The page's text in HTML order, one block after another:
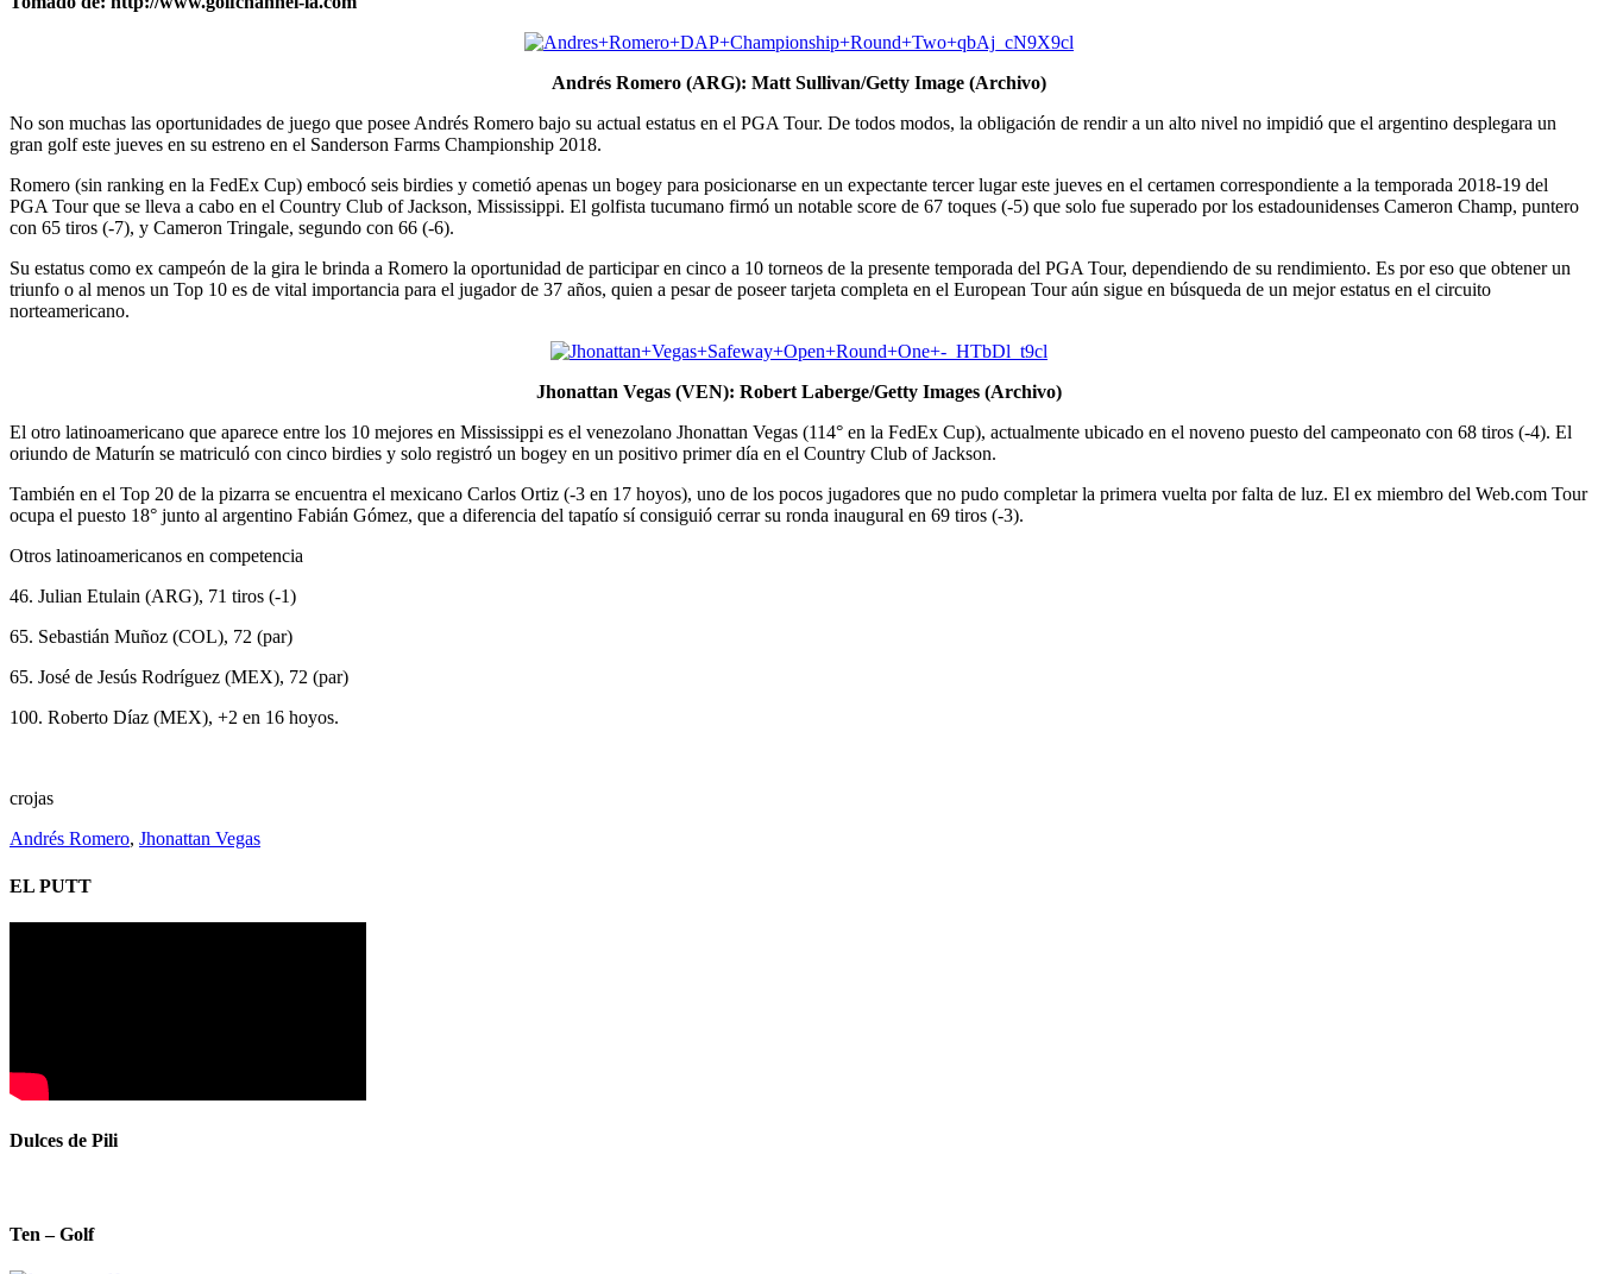
Andrés Romero (ARG): Matt Sullivan/Getty Image (Archivo)
No son muchas las oportunidades de juego que posee Andrés Romero bajo su actual estatus en el PGA Tour. De todos modos, la obligación de rendir a un alto nivel no impidió que el argentino desplegara un
gran golf este jueves en su estreno en el Sanderson Farms Championship 2018.
Romero (sin ranking en la FedEx Cup) embocó seis birdies y cometió apenas un bogey para posicionarse en un expectante tercer lugar este jueves en el certamen correspondiente a la temporada 2018-19 del
PGA Tour que se lleva a cabo en el Country Club of Jackson, Mississippi. El golfista tucumano firmó un notable score de 67 toques (-5) que solo fue superado por los estadounidenses Cameron Champ, puntero
con 65 tiros (-7), y Cameron Tringale, segundo con 66 (-6).
Su estatus como ex campeón de la gira le brinda a Romero la oportunidad de participar en cinco a 10 torneos de la presente temporada del PGA Tour, dependiendo de su rendimiento. Es por eso que obtener un
triunfo o al menos un Top 10 es de vital importancia para el jugador de 37 años, quien a pesar de poseer tarjeta completa en el European Tour aún sigue en búsqueda de un mejor estatus en el circuito
norteamericano.
Jhonattan Vegas (VEN): Robert Laberge/Getty Images (Archivo)
El otro latinoamericano que aparece entre los 10 mejores en Mississippi es el venezolano Jhonattan Vegas (114° en la FedEx Cup), actualmente ubicado en el noveno puesto del campeonato con 68 tiros (-4). El
oriundo de Maturín se matriculó con cinco birdies y solo registró un bogey en un positivo primer día en el Country Club of Jackson.
También en el Top 20 de la pizarra se encuentra el mexicano Carlos Ortiz (-3 en 17 hoyos), uno de los pocos jugadores que no pudo completar la primera vuelta por falta de luz. El ex miembro del Web.com Tour
ocupa el puesto 18° junto al argentino Fabián Gómez, que a diferencia del tapatío sí consiguió cerrar su ronda inaugural en 69 tiros (-3).
Otros latinoamericanos en competencia
46. Julian Etulain (ARG), 71 tiros (-1)
65. Sebastián Muñoz (COL), 72 (par)
65. José de Jesús Rodríguez (MEX), 72 (par)
100. Roberto Díaz (MEX), +2 en 16 hoyos.
crojas
Andrés Romero, Jhonattan Vegas
EL PUTT
Dulces de Pili
Ten – Golf